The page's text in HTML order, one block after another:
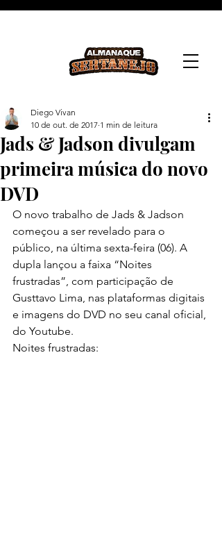
Jads & Jadson divulgam
primeira música do novo
DVD
Diego Vivan
10 de out. de 2017 1 min de leitura
O novo trabalho de Jads & Jadson
começou a ser revelado para o
público, na última sexta-feira (06). A
dupla lançou a faixa “Noites
frustradas”, com participação de
Gusttavo Lima, nas plataformas digitais
e imagens do DVD no seu canal oficial,
do Youtube.
Noites frustradas: